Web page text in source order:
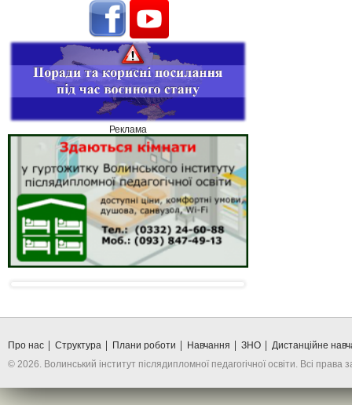
Реклама
Про нас Структура Плани роботи Навчання ЗНО
Дистанційне
© 2026. Волинський інститут післядипломної педагогічної освіти. Всі права